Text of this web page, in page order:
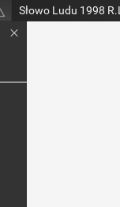
Słowo Ludu 1998